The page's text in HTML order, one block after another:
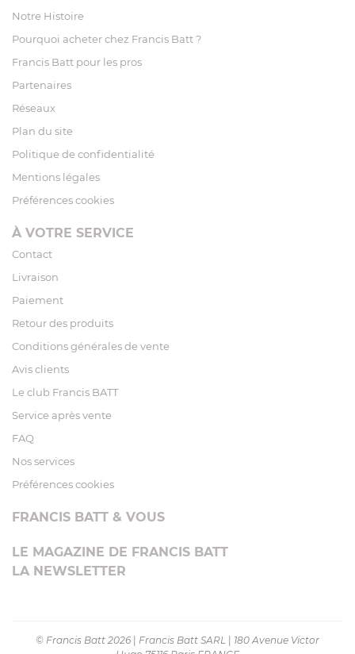
Notre Histoire
Pourquoi acheter chez Francis Batt ?
Francis Batt pour les pros
Partenaires
Réseaux
Plan du site
Politique de confidentialité
Mentions légales
Préférences cookies
À VOTRE SERVICE
Contact
Livraison
Paiement
Retour des produits
Conditions générales de vente
Avis clients
Le club Francis BATT
Service après vente
FAQ
Nos services
Préférences cookies
FRANCIS BATT & VOUS
LE MAGAZINE DE FRANCIS BATT
LA NEWSLETTER
© Francis Batt 2026 Francis Batt SARL
180 Avenue Victor